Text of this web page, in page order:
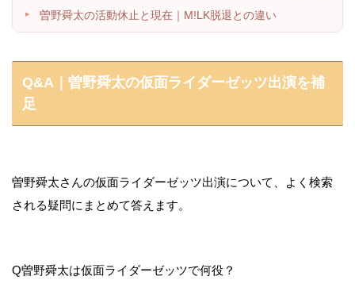
▸ 曽野舜太の活動休止と現在｜M!LK脱退との違い
Q&A｜曽野舜太の仮面ライダーゼッツ出演を補
足
曽野舜太さんの仮面ライダーゼッツ出演について、よく検索
される疑問にまとめて答えます。
Q曽野舜太は仮面ライダーゼッツで何役？